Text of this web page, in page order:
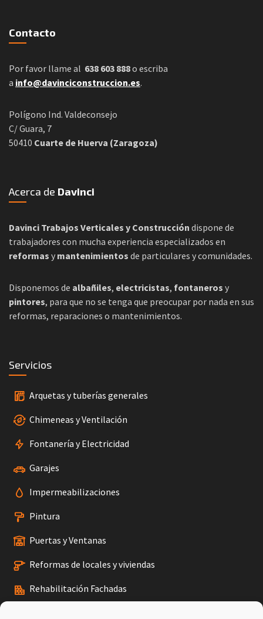
Contacto
Por favor llame al 638 603 888o escriba
a info@davinciconstruccion.es.
Polígono Ind. Valdeconsejo
C/ Guara, 7
50410 Cuarte de Huerva (Zaragoza)
Acerca de Davinci
Davinci Trabajos Verticales y Construcción dispone de
trabajadores con mucha experiencia especializados en
reformas y mantenimientos de particulares y comunidades.
Disponemos de albañiles, electricistas, fontaneros y
pintores, para que no se tenga que preocupar por nada en sus
reformas, reparaciones o mantenimientos.
Servicios
Arquetas y tuberías generales
Chimeneas y Ventilación
Fontanería y Electricidad
Garajes
Impermeabilizaciones
Pintura
Puertas y Ventanas
Reformas de locales y viviendas
Rehabilitación Fachadas